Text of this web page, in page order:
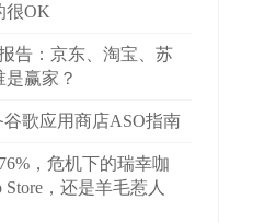
很OK
告：京东、淘宝、苏
赢家？
谷歌应用商店ASO指南
，危机下的瑞幸咖
，还是羊毛惹人